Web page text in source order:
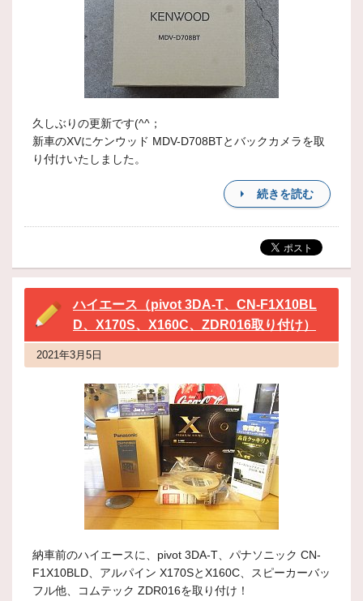
久しぶりの更新です(^^；
新車のXVにケンウッド MDV-D708BTとバックカメラを取
り付けいたしました。
続きを読む
ハイエース（pivot 3DA-T、CN-F1X10BL
D、X170S、X160C、ZDR016取り付け）
2021年3月5日
納車前のハイエースに、pivot 3DA-T、パナソニック CN-
F1X10BLD、アルパイン X170SとX160C、スピーカーバッ
フル他、コムテック ZDR016を取り付け！